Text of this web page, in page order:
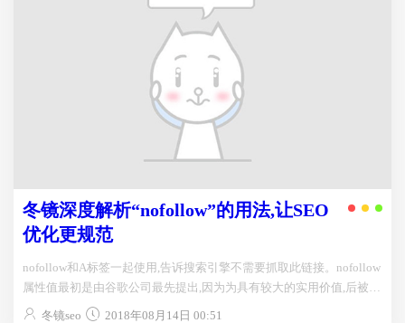
冬镜深度解析“nofollow”的用法,让SEO
优化更规范
nofollow和A标签一起使用,告诉搜索引擎不需要抓取此链接。nofollow
属性值最初是由谷歌公司最先提出,因为为具有较大的实用价值,后被
百...
冬镜seo 2018年08月14日 00:51